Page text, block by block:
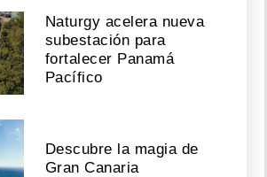
Naturgy acelera nueva
subestación para
fortalecer Panamá
Pacífico
Descubre la magia de
Gran Canaria